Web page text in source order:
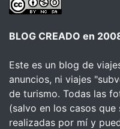
BLOG CREADO en
Este es un blog de
anuncios, ni viajes
de turismo. Todas las
(salvo en los casos
realizadas por mí y